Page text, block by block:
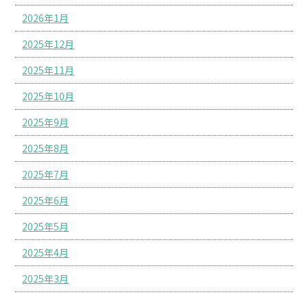
2026年1月
2025年12月
2025年11月
2025年10月
2025年9月
2025年8月
2025年7月
2025年6月
2025年5月
2025年4月
2025年3月